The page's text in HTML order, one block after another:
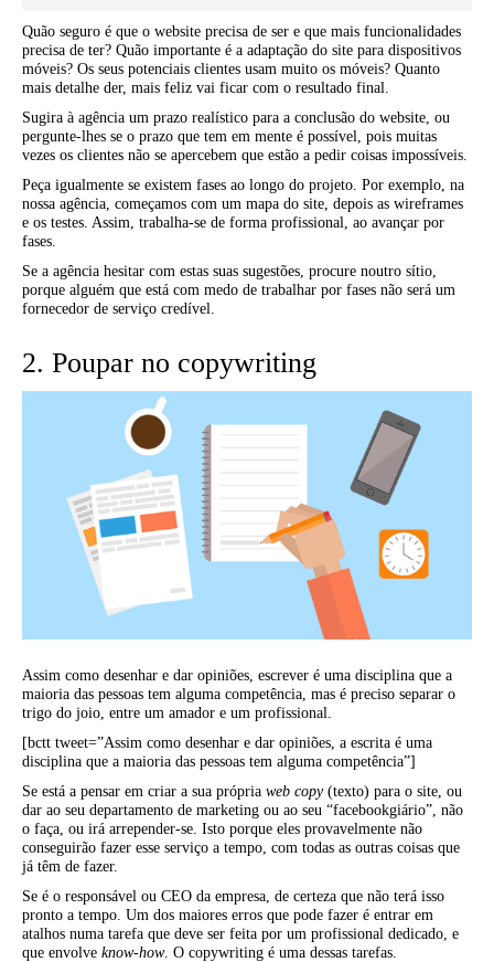
Quão seguro é que o website precisa de ser e que mais funcionalidades
precisa de ter? Quão importante é a adaptação do site para dispositivos
móveis? Os seus potenciais clientes usam muito os móveis? Quanto
mais detalhe der, mais feliz vai ficar com o resultado final.
Sugira à agência um prazo realístico para a conclusão do website, ou
pergunte-lhes se o prazo que tem em mente é possível, pois muitas
vezes os clientes não se apercebem que estão a pedir coisas impossíveis.
Peça igualmente se existem fases ao longo do projeto. Por exemplo, na
nossa agência, começamos com um mapa do site, depois as wireframes
e os testes. Assim, trabalha-se de forma profissional, ao avançar por
fases.
Se a agência hesitar com estas suas sugestões, procure noutro sítio,
porque alguém que está com medo de trabalhar por fases não será um
fornecedor de serviço credível.
2. Poupar no copywriting
Assim como desenhar e dar opiniões, escrever é uma disciplina que a
maioria das pessoas tem alguma competência, mas é preciso separar o
trigo do joio, entre um amador e um profissional.
[bctt tweet=”Assim como desenhar e dar opiniões, a escrita é uma
disciplina que a maioria das pessoas tem alguma competência”]
Se está a pensar em criar a sua própria web copy(texto) para o site, ou
dar ao seu departamento de marketing ou ao seu “facebookgiário”, não
o faça, ou irá arrepender-se. Isto porque eles provavelmente não
conseguirão fazer esse serviço a tempo, com todas as outras coisas que
já têm de fazer.
Se é o responsável ou CEO da empresa, de certeza que não terá isso
pronto a tempo. Um dos maiores erros que pode fazer é entrar em
atalhos numa tarefa que deve ser feita por um profissional dedicado, e
que envolve know-how. O copywriting é uma dessas tarefas.